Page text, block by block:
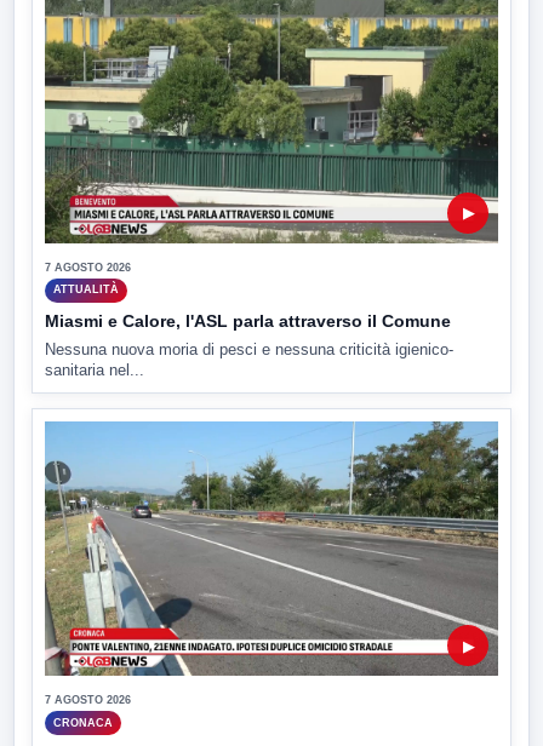
▶
7 AGOSTO 2026
ATTUALITÀ
Miasmi e Calore, l'ASL parla attraverso il Comune
Nessuna nuova moria di pesci e nessuna criticità igienico-
sanitaria nel...
▶
7 AGOSTO 2026
CRONACA